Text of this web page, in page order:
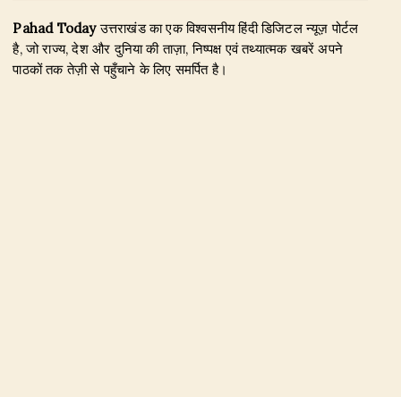
Pahad Todayउत्तराखंड का एक विश्वसनीय हिंदी डिजिटल न्यूज़ पोर्टल
है, जो राज्य, देश और दुनिया की ताज़ा, निष्पक्ष एवं तथ्यात्मक खबरें अपने
पाठकों तक तेज़ी से पहुँचाने के लिए समर्पित है।